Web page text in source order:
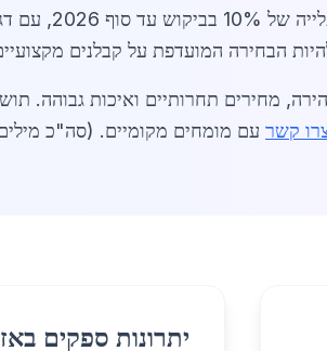
מענקי יצוא,
הבחירה המועדפת על קבלנים
מחירים תחרותיים ואיכות גבוהה.
קשר עם מומחים מקומיים. (סה"כ מילים: כ-
יתרונות ספקים